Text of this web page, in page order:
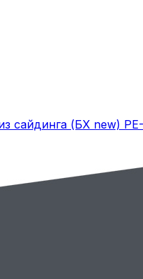
сайдинга (БХ new)